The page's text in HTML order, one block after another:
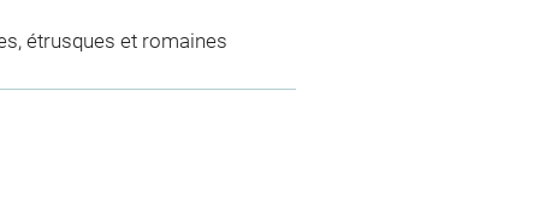
étrusques et romaines